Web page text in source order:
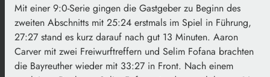
Mit einer 9:0-Serie gingen die Gastgeber zu Beginn des
zweiten Abschnitts mit 25:24 erstmals im Spiel in Führung,
27:27 stand es kurz darauf nach gut 13 Minuten. Aaron
Carver mit zwei Freiwurftreffern und Selim Fofana brachten
die Bayreuther wieder mit 33:27 in Front. Nach einem